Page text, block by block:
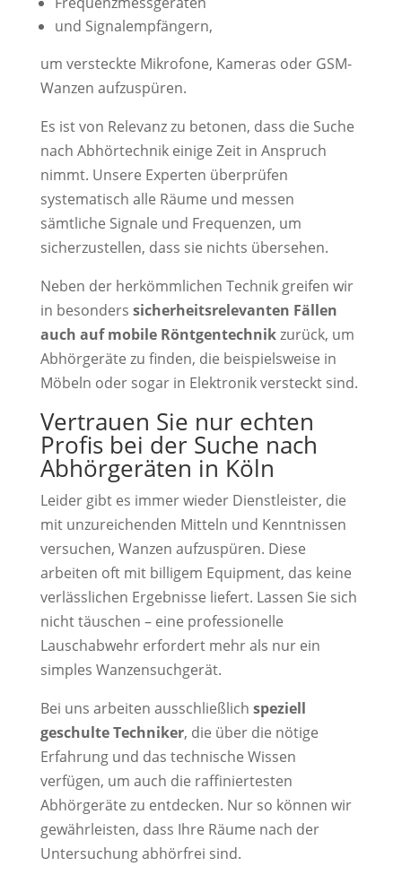
und Signalempfängern,
um versteckte Mikrofone, Kameras oder GSM-
Wanzen aufzuspüren.
Es ist von Relevanz zu betonen, dass die Suche
nach Abhörtechnik einige Zeit in Anspruch
nimmt. Unsere Experten überprüfen
systematisch alle Räume und messen
sämtliche Signale und Frequenzen, um
sicherzustellen, dass sie nichts übersehen.
Neben der herkömmlichen Technik greifen wir
in besonders sicherheitsrelevanten Fällen
auch auf mobile Röntgentechnikzurück, um
Abhörgeräte zu finden, die beispielsweise in
Möbeln oder sogar in Elektronik versteckt sind.
Vertrauen Sie nur echten
Profis bei der Suche nach
Abhörgeräten in Köln
Leider gibt es immer wieder Dienstleister, die
mit unzureichenden Mitteln und Kenntnissen
versuchen, Wanzen aufzuspüren. Diese
arbeiten oft mit billigem Equipment, das keine
verlässlichen Ergebnisse liefert. Lassen Sie sich
nicht täuschen – eine professionelle
Lauschabwehr erfordert mehr als nur ein
simples Wanzensuchgerät.
Bei uns arbeiten ausschließlich speziell
geschulte Techniker, die über die nötige
Erfahrung und das technische Wissen
verfügen, um auch die raffiniertesten
Abhörgeräte zu entdecken. Nur so können wir
gewährleisten, dass Ihre Räume nach der
Untersuchung abhörfrei sind.